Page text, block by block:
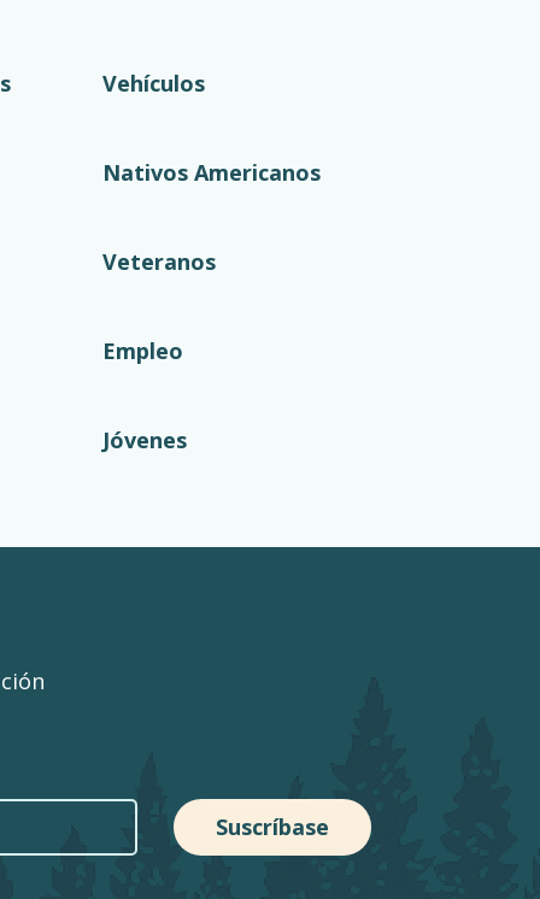
Vehículos
Nativos Americanos
Veteranos
Empleo
Jóvenes